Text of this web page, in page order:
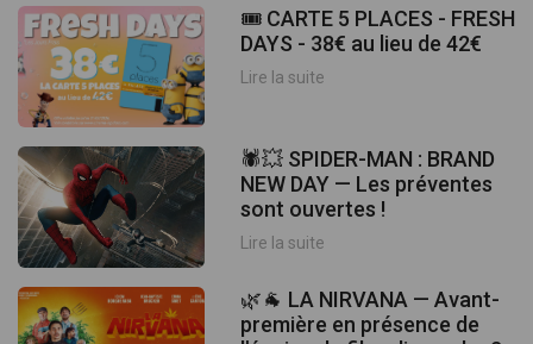
🎟️ CARTE 5 PLACES - FRESH
DAYS - 38€ au lieu de 42€
Lire la suite
🕷️💥 SPIDER-MAN : BRAND
NEW DAY — Les préventes
sont ouvertes !
Lire la suite
🌿🐐 LA NIRVANA — Avant-
première en présence de